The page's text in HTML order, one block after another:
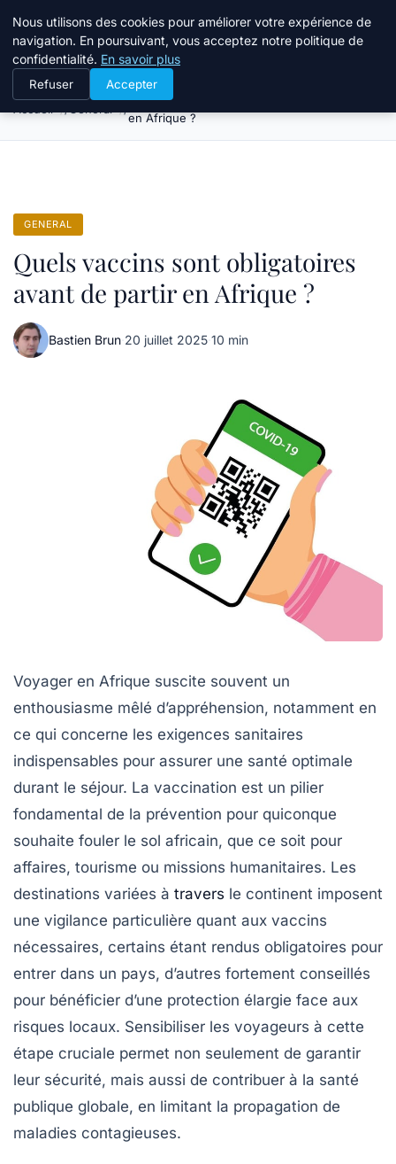
Tourisme Landes
Quels vaccins sont obligatoires avant de partir
en Afrique ?
GENERAL
Quels vaccins sont obligatoires
avant de partir en Afrique ?
Bastien Brun·20 juillet 2025·10 min
Voyager en Afrique suscite souvent un
enthousiasme mêlé d’appréhension, notamment en
ce qui concerne les exigences sanitaires
indispensables pour assurer une santé optimale
durant le séjour. La vaccination est un pilier
fondamental de la prévention pour quiconque
souhaite fouler le sol africain, que ce soit pour
affaires, tourisme ou missions humanitaires. Les
destinations variées à travers le continent imposent
une vigilance particulière quant aux vaccins
nécessaires, certains étant rendus obligatoires pour
entrer dans un pays, d’autres fortement conseillés
pour bénéficier d’une protection élargie face aux
risques locaux. Sensibiliser les voyageurs à cette
étape cruciale permet non seulement de garantir
leur sécurité, mais aussi de contribuer à la santé
publique globale, en limitant la propagation de
maladies contagieuses.
Nous utilisons des cookies pour améliorer votre expérience de
navigation. En poursuivant, vous acceptez notre politique de
confidentialité. En savoir plus
Refuser Accepter